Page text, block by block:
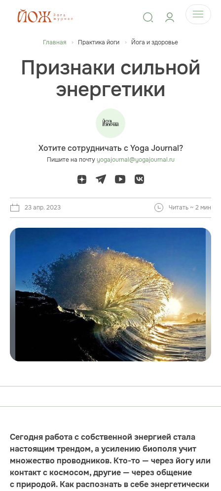
Главная Практика йоги Йога и здоровье
Признаки сильной
энергетики
Хотите сотрудничать с Yoga Journal?
Пишите на почтуyogajournal@yogajournal.ru
23 апр. 2023 Читать ~ 2 мин
Сегодня работа с собственной энергией стала
настоящим трендом, а усилению биополя учит
множество проводников. Кто-то — через йогу или
контакт с космосом, другие — через общение
с природой. Как распознать в себе энергетически